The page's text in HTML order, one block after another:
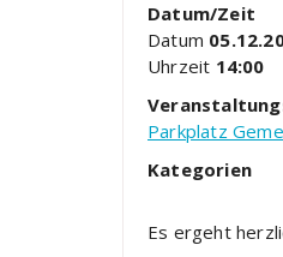
Datum/Zeit
Datum
Uhrzeit 14:00
Parkplatz
Kategorien
Es ergeht